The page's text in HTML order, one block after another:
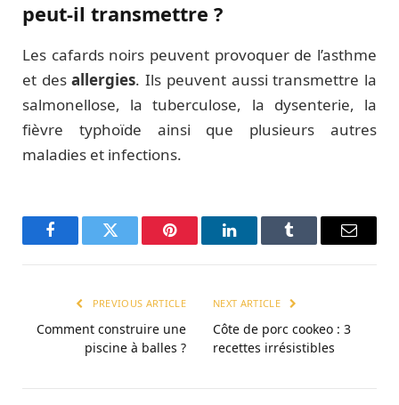
peut-il transmettre ?
Les cafards noirs peuvent provoquer de l’asthme
et desallergies. Ils peuvent aussi transmettre la
salmonellose, la tuberculose, la dysenterie, la
fièvre typhoïde ainsi que plusieurs autres
maladies et infections.
FacebookTwitter Pinterest LinkedInTumblr Email
PREVIOUS ARTICLE
Comment construire une
piscine à balles ?
NEXT ARTICLE
Côte de porc cookeo : 3
recettes irrésistibles